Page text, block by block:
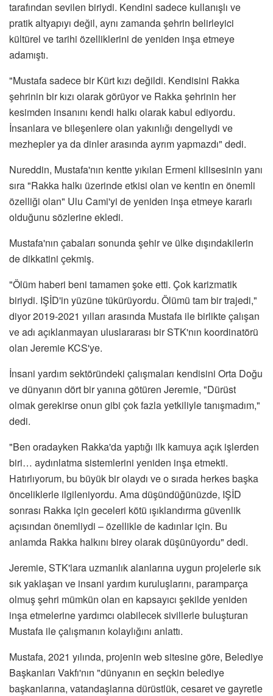
tarafından sevilen biriydi. Kendini sadece kullanışlı ve
pratik altyapıyı değil, aynı zamanda şehrin belirleyici
kültürel ve tarihi özelliklerini de yeniden inşa etmeye
adamıştı.
"Mustafa sadece bir Kürt kızı değildi. Kendisini Rakka
şehrinin bir kızı olarak görüyor ve Rakka şehrinin her
kesimden insanını kendi halkı olarak kabul ediyordu.
İnsanlara ve bileşenlere olan yakınlığı dengeliydi ve
mezhepler ya da dinler arasında ayrım yapmazdı" dedi.
Nureddin, Mustafa'nın kentte yıkılan Ermeni kilisesinin yanı
sıra "Rakka halkı üzerinde etkisi olan ve kentin en önemli
özelliği olan" Ulu Cami'yi de yeniden inşa etmeye kararlı
olduğunu sözlerine ekledi.
Mustafa'nın çabaları sonunda şehir ve ülke dışındakilerin
de dikkatini çekmiş.
"Ölüm haberi beni tamamen şoke etti. Çok karizmatik
biriydi. IŞİD'in yüzüne tükürüyordu. Ölümü tam bir trajedi,"
diyor 2019-2021 yılları arasında Mustafa ile birlikte çalışan
ve adı açıklanmayan uluslararası bir STK'nın koordinatörü
olan Jeremie KCS'ye.
İnsani yardım sektöründeki çalışmaları kendisini Orta Doğu
ve dünyanın dört bir yanına götüren Jeremie, "Dürüst
olmak gerekirse onun gibi çok fazla yetkiliyle tanışmadım,"
dedi.
"Ben oradayken Rakka'da yaptığı ilk kamuya açık işlerden
biri… aydınlatma sistemlerini yeniden inşa etmekti.
Hatırlıyorum, bu büyük bir olaydı ve o sırada herkes başka
önceliklerle ilgileniyordu. Ama düşündüğünüzde, IŞİD
sonrası Rakka için geceleri kötü ışıklandırma güvenlik
açısından önemliydi – özellikle de kadınlar için. Bu
anlamda Rakka halkını birey olarak düşünüyordu" dedi.
Jeremie, STK'lara uzmanlık alanlarına uygun projelerle sık
sık yaklaşan ve insani yardım kuruluşlarını, paramparça
olmuş şehri mümkün olan en kapsayıcı şekilde yeniden
inşa etmelerine yardımcı olabilecek sivillerle buluşturan
Mustafa ile çalışmanın kolaylığını anlattı.
Mustafa, 2021 yılında, projenin web sitesine göre, Belediye
Başkanları Vakfı'nın "dünyanın en seçkin belediye
başkanlarına, vatandaşlarına dürüstlük, cesaret ve gayretle